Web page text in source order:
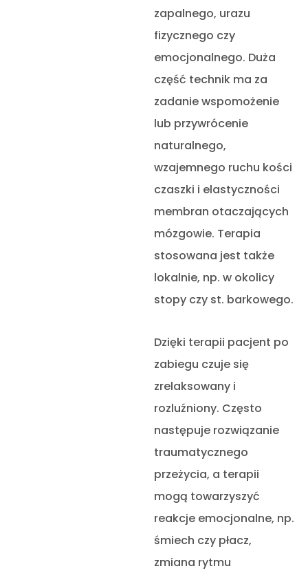
zapalnego, urazu
fizycznego czy
emocjonalnego. Duża
część technik ma za
zadanie wspomożenie
lub przywrócenie
naturalnego,
wzajemnego ruchu kości
czaszki i elastyczności
membran otaczających
mózgowie. Terapia
stosowana jest także
lokalnie, np. w okolicy
stopy czy st. barkowego.
Dzięki terapii pacjent po
zabiegu czuje się
zrelaksowany i
rozluźniony. Często
następuje rozwiązanie
traumatycznego
przeżycia, a terapii
mogą towarzyszyć
reakcje emocjonalne, np.
śmiech czy płacz,
zmiana rytmu